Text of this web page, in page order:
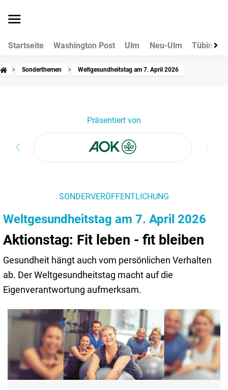
Startseite Washington Post Ulm Neu-Ulm Tübingen
Sonderthemen Weltgesundheitstag am 7. April 2026
Präsentiert von
SONDERVERÖFFENTLICHUNG
Weltgesundheitstag am 7. April 2026
Aktionstag: Fit leben - fit bleiben
Gesundheit hängt auch vom persönlichen Verhalten
ab. Der Weltgesundheitstag macht auf die
Eigenverantwortung aufmerksam.